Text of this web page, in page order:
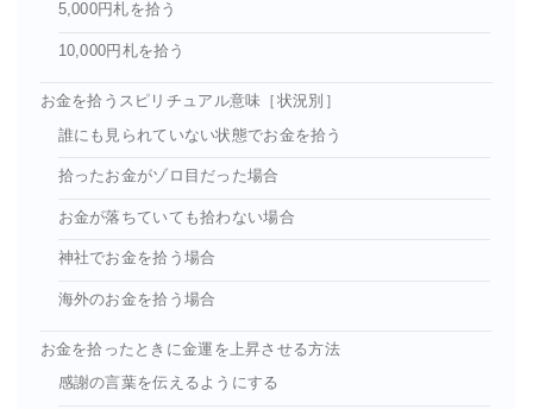
5,000円札を拾う
10,000円札を拾う
お金を拾うスピリチュアル意味［状況別］
誰にも見られていない状態でお金を拾う
拾ったお金がゾロ目だった場合
お金が落ちていても拾わない場合
神社でお金を拾う場合
海外のお金を拾う場合
お金を拾ったときに金運を上昇させる方法
感謝の言葉を伝えるようにする